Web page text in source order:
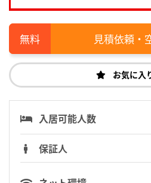
見積依頼・
お気に入
入居可能人数
保証人